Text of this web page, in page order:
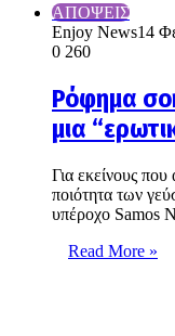
ΑΠΟΨΕΙΣ
Enjoy News14
0 260
Ρόφημα
μια
Για εκείνους
ποιότητα των
υπέροχο Samos
Read More »